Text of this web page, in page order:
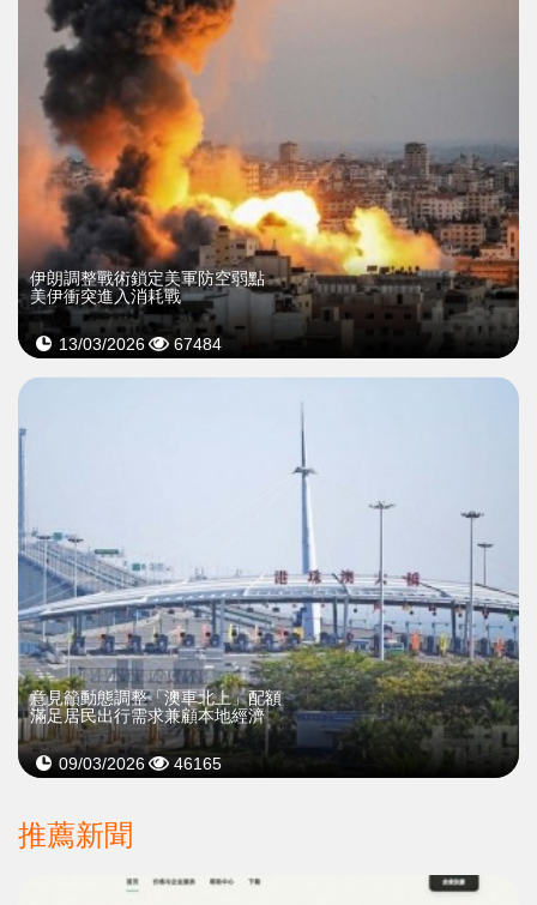
伊朗調整戰術鎖定美軍防空弱點
美伊衝突進入消耗戰
13/03/2026 67484
意見籲動態調整「澳車北上」配額
滿足居民出行需求兼顧本地經濟
09/03/2026 46165
推薦新聞